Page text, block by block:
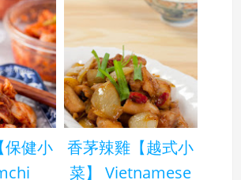
保健小
香茅辣雞【越式小
菜】 Vietnamese